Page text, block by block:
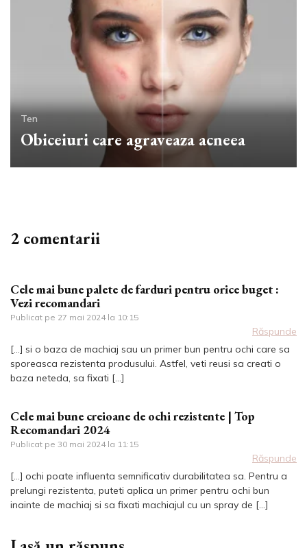
Ten
Obiceiuri care agraveaza acneea
2 comentarii
Cele mai bune palete de farduri pentru orice buget :
Vezi recomandari
Publicat pe 27 mai 2024 la 10:15
Răspunde
[…] si o baza de machiaj sau un primer bun pentru ochi care sa
sporeasca rezistenta produsului. Astfel, veti reusi sa creati o
baza neteda, sa fixati […]
Cele mai bune creioane de ochi rezistente | Top
Recomandari 2024
Publicat pe 30 mai 2024 la 11:15
Răspunde
[…] ochi poate influenta semnificativ durabilitatea sa. Pentru a
prelungi rezistenta, puteti aplica un primer pentru ochi bun
inainte de machiaj si sa fixati machiajul cu un spray de […]